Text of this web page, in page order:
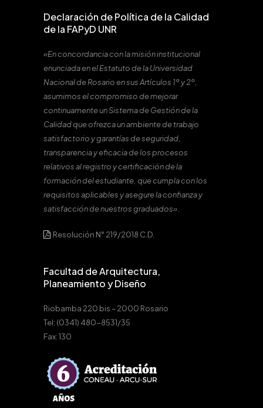
Declaración de Política de la Calidad
de la FAPyD UNR
«En concordancia con la misión institucional
enunciada en el Estatuto de la Universidad
Nacional de Rosario en sus Artículos 1º y 2º,
asumimos el compromiso de mejorar
continuamente un Sistema de Gestión de la
Calidad que ofrezca un ambiente de trabajo
satisfactorio y garantías de seguridad,
transparencia y eficacia de los procesos
relativos al registro y certificación de la
formación del estudiante, que cumpla con los
requisitos aplicables y asegure la confianza y
satisfacción de nuestros graduados».
Resolución N° 219/2018 C.D.
Facultad de Arquitectura,
Planeamiento y Diseño
Riobamba 220 bis – 2000 Rosario
Tel: (0341) 480-8531/35
Fax: 130